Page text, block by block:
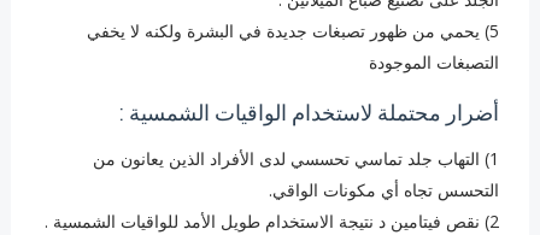
5) يحمي من ظهور تصبغات جديدة في البشرة ولكنه لا يخفي
التصبغات الموجودة
أضرار محتملة لاستخدام الواقيات الشمسية :
1) التهاب جلد تماسي تحسسي لدى الأفراد الذين يعانون من
التحسس تجاه أي مكونات الواقي.
2) نقص فيتامين د نتيجة الاستخدام طويل الأمد للواقيات الشمسية .